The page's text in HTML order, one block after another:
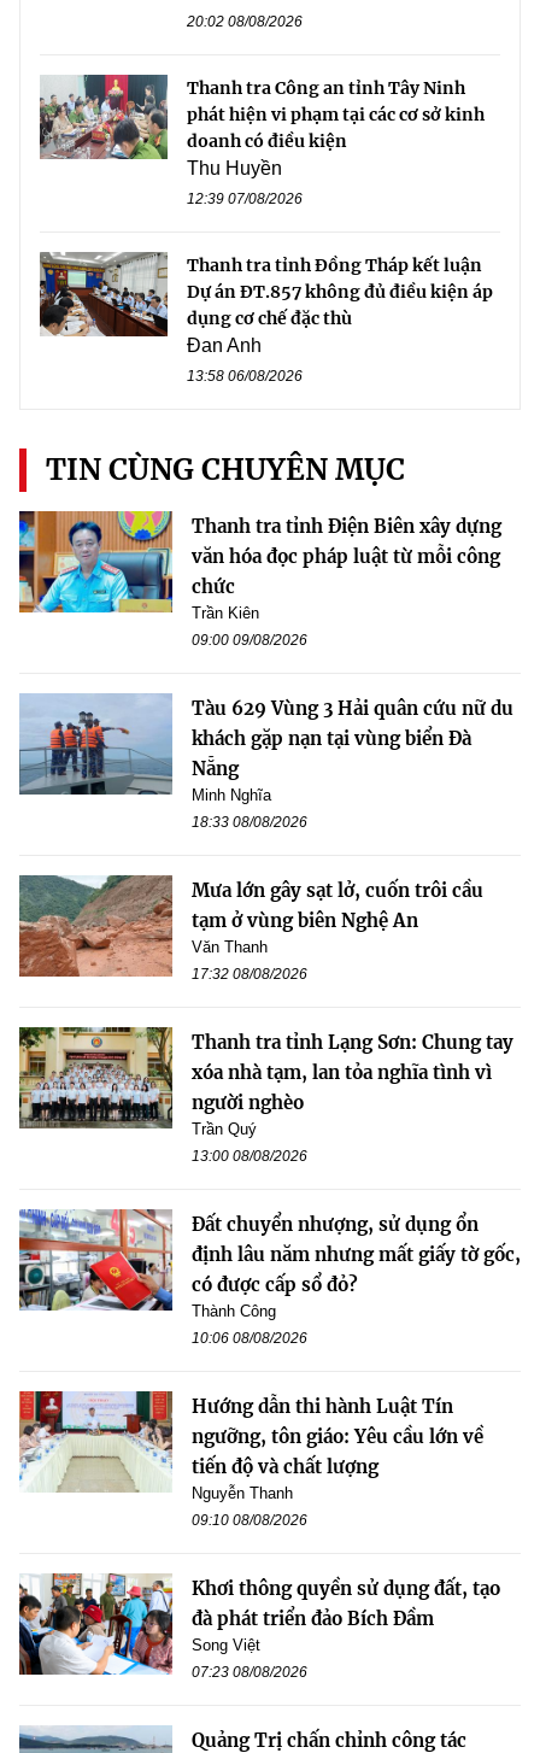
20:02 08/08/2026
Thanh tra Công an tỉnh Tây Ninh
phát hiện vi phạm tại các cơ sở kinh
doanh có điều kiện
Thu Huyền
12:39 07/08/2026
Thanh tra tỉnh Đồng Tháp kết luận
Dự án ĐT.857 không đủ điều kiện áp
dụng cơ chế đặc thù
Đan Anh
13:58 06/08/2026
TIN CÙNG CHUYÊN MỤC
Thanh tra tỉnh Điện Biên xây dựng
văn hóa đọc pháp luật từ mỗi công
chức
Trần Kiên
09:00 09/08/2026
Tàu 629 Vùng 3 Hải quân cứu nữ du
khách gặp nạn tại vùng biển Đà
Nẵng
Minh Nghĩa
18:33 08/08/2026
Mưa lớn gây sạt lở, cuốn trôi cầu
tạm ở vùng biên Nghệ An
Văn Thanh
17:32 08/08/2026
Thanh tra tỉnh Lạng Sơn: Chung tay
xóa nhà tạm, lan tỏa nghĩa tình vì
người nghèo
Trần Quý
13:00 08/08/2026
Đất chuyển nhượng, sử dụng ổn
định lâu năm nhưng mất giấy tờ gốc,
có được cấp sổ đỏ?
Thành Công
10:06 08/08/2026
Hướng dẫn thi hành Luật Tín
ngưỡng, tôn giáo: Yêu cầu lớn về
tiến độ và chất lượng
Nguyễn Thanh
09:10 08/08/2026
Khơi thông quyền sử dụng đất, tạo
đà phát triển đảo Bích Đầm
Song Việt
07:23 08/08/2026
Quảng Trị chấn chỉnh công tác